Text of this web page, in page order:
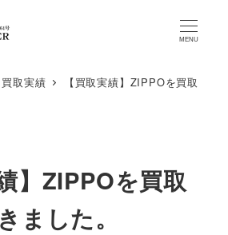
MENU
買取実績
【買取実績】ZIPPOを買取
】ZIPPOを買取
ました。